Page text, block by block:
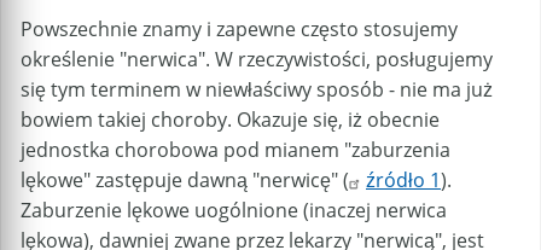
Powszechnie znamy i zapewne często stosujemy
określenie "nerwica". W rzeczywistości, posługujemy
się tym terminem w niewłaściwy sposób - nie ma już
bowiem takiej choroby. Okazuje się, iż obecnie
jednostka chorobowa pod mianem "zaburzenia
lękowe" zastępuje dawną "nerwicę" (
źródło 1).
Zaburzenie lękowe uogólnione (inaczej nerwica
lękowa), dawniej zwane przez lekarzy "nerwicą", jest